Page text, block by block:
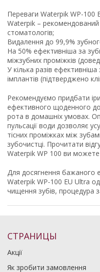
Переваги Waterpik WP-100
Waterpik –
стоматологів;
Видалення до 99,9%
На 50% ефективніша за
міжзубних проміжків
У кілька разів
імплантів (підтверджено
Рекомендуємо придбати
ефективного щоденного
рота в домашніх умовах.
пульсації води дозволяє
тісних проміжках між
зубочистці. Прочитати
Waterpik WP 100 ви
Для досягнення бажаного
Waterpik WP-100 EU Ultra
чищення зубів, процедура
СТРАНИЦЫ
Акції
Як зробити замовлення